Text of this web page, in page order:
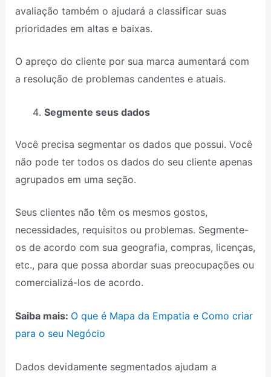
avaliação também o ajudará a classificar suas
prioridades em altas e baixas.
O apreço do cliente por sua marca aumentará com
a resolução de problemas candentes e atuais.
Segmente seus dados
Você precisa segmentar os dados que possui. Você
não pode ter todos os dados do seu cliente apenas
agrupados em uma seção.
Seus clientes não têm os mesmos gostos,
necessidades, requisitos ou problemas. Segmente-
os de acordo com sua geografia, compras, licenças,
etc., para que possa abordar suas preocupações ou
comercializá-los de acordo.
Saiba mais: O que é Mapa da Empatia e Como criar
para o seu Negócio
Dados devidamente segmentados ajudam a